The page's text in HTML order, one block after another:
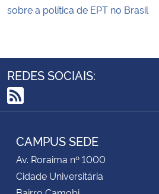
sobre a política de EPT no Brasil
REDES SOCIAIS:
RSS
CAMPUS SEDE
Av. Roraima nº 1000
Cidade Universitária